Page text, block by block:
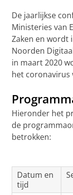
De jaarlijkse
Ministeries van
Zaken en wordt
Noorden
in maart 2020
het coronavirus
Hieronder het
de
betrokken:
Datum en
tijd